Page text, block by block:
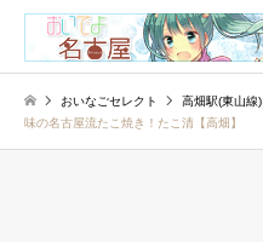
おいなごセレクト 高畑駅(東山線)
味の名古屋流たこ焼き！たこ清【高畑】